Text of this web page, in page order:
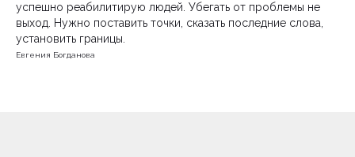
успешно реабилитирую людей. Убегать от проблемы не
выход. Нужно поставить точки, сказать последние слова,
установить границы.
Евгения Богданова